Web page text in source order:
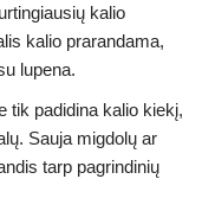
kalio
kalio prarandama,
lupena.
tik padidina kalio kiekį,
Sauja migdolų ar
tarp pagrindinių